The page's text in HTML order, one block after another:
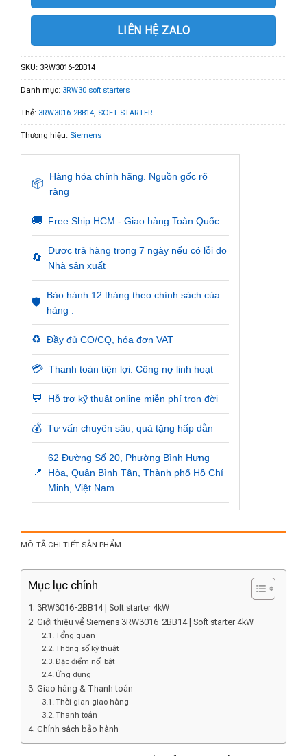
LIÊN HỆ ZALO
SKU: 3RW3016-2BB14
Danh mục: 3RW30 soft starters
Thẻ: 3RW3016-2BB14, SOFT STARTER
Thương hiệu: Siemens
📦
Hàng hóa chính hãng. Nguồn gốc rõ
ràng
🚚 Free Ship HCM - Giao hàng Toàn Quốc
🔄
Được trả hàng trong 7 ngày nếu có lỗi do
Nhà sản xuất
🛡️
Bảo hành 12 tháng theo chính sách của
hàng .
♻️ Đầy đủ CO/CQ, hóa đơn VAT
💳 Thanh toán tiện lợi. Công nợ linh hoạt
💬 Hỗ trợ kỹ thuật online miễn phí trọn đời
💰 Tư vấn chuyên sâu, quà tặng hấp dẫn
📍
62 Đường Số 20, Phường Bình Hưng
Hòa, Quận Bình Tân, Thành phố Hồ Chí
Minh, Việt Nam
MÔ TẢ CHI TIẾT SẢN PHẨM
Mục lục chính
3RW3016-2BB14 | Soft starter 4kW
Giới thiệu về Siemens 3RW3016-2BB14 | Soft starter 4kW
Tổng quan
Thông số kỹ thuật
Đặc điểm nổi bật
Ứng dụng
Giao hàng & Thanh toán
Thời gian giao hàng
Thanh toán
Chính sách bảo hành